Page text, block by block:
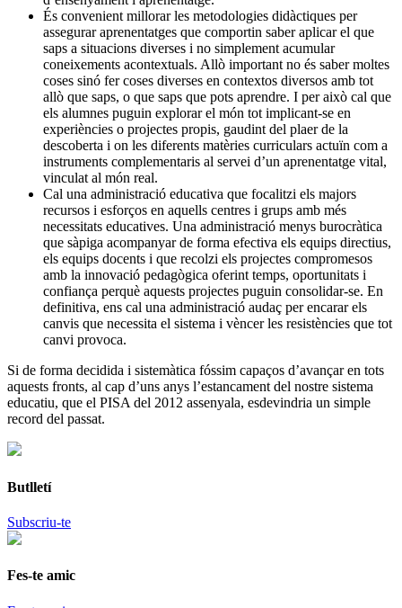
És convenient millorar les metodologies didàctiques per
assegurar aprenentatges que comportin saber aplicar el que
saps a situacions diverses i no simplement acumular
coneixements acontextuals. Allò important no és saber moltes
coses sinó fer coses diverses en contextos diversos amb tot
allò que saps, o que saps que pots aprendre. I per això cal que
els alumnes puguin explorar el món tot implicant-se en
experiències o projectes propis, gaudint del plaer de la
descoberta i on les diferents matèries curriculars actuïn com a
instruments complementaris al servei d’un aprenentatge vital,
vinculat al món real.
Cal una administració educativa que focalitzi els majors
recursos i esforços en aquells centres i grups amb més
necessitats educatives. Una administració menys burocràtica
que sàpiga acompanyar de forma efectiva els equips directius,
els equips docents i que recolzi els projectes compromesos
amb la innovació pedagògica oferint temps, oportunitats i
confiança perquè aquests projectes puguin consolidar-se. En
definitiva, ens cal una administració audaç per encarar els
canvis que necessita el sistema i vèncer les resistències que tot
canvi provoca.
Si de forma decidida i sistemàtica fóssim capaços d’avançar en tots
aquests fronts, al cap d’uns anys l’estancament del nostre sistema
educatiu, que el PISA del 2012 assenyala, esdevindria un simple
record del passat.
Butlletí
Subscriu-te
Fes-te amic